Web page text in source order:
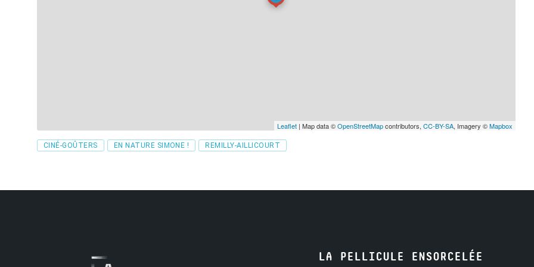
Leaflet | Map data ©OpenStreetMapcontributors,CC-BY-SA, Imagery ©Mapbox
Tags
CINÉ-GOÛTERS EN NATURE SIMONE ! REMILLY-AILLICOURT
LA PELLICULE ENSORCELÉE